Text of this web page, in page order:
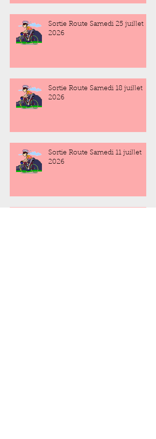
Sortie Route Samedi 25 juillet
2026
Sortie Route Samedi 18 juillet
2026
Sortie Route Samedi 11 juillet
2026